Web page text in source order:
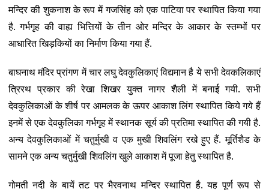
मन्दिर की शुकनाश के रूप में गजसिंह को एक पाटिया पर स्थापित किया गया
है. गर्भगृह की वाह्य भित्तियों के तीन ओर मन्दिर के आकार के स्तम्भों पर
आधारित खिड़कियों का निर्माण किया गया हैं.
बाघनाथ मंदिर प्रांगण में चार लघु देवकुलिकाएं विद्यमान है ये सभी देवकलिकाएं
त्रिरथ प्रकार की रेखा शिखर युक्त नागर शैली में बनाई गयी. सभी
देवकुलिकाओं के शीर्ष पर आमलक के ऊपर आकाश लिंग स्थापित किये गये हैं
इनमें से एक देवकुलिका गर्भगृह में स्थानक सूर्य की प्रतिमा स्थापित की गयी है.
अन्य देवकुलिकाओं में चतुर्मुखी व एक मुखी शिवलिंग रखे हुए हैं. मूर्तिशैड के
सामने एक अन्य चतुर्मुखी शिवलिंग खुले आकाश में पूजा हेतु स्थापित है.
गोमती नदी के बायें तट पर भैरवनाथ मन्दिर स्थापित है. यह पूर्ण रूप से